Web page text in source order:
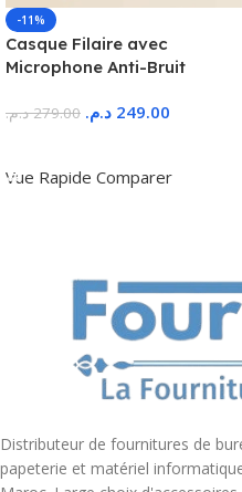
-11%
Casque Filaire avec
Microphone Anti-Bruit
279.00 د.م. 249.00 د.م.
Vue Rapide Comparer
Distributeur de fournitures de
papeterie et matériel